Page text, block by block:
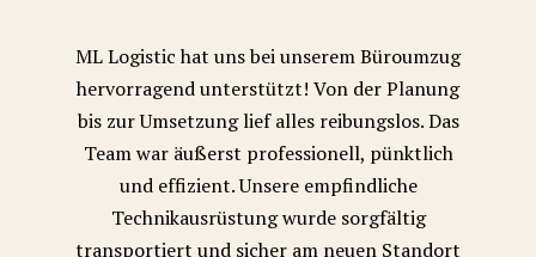
ML Logistic hat uns bei unserem Büroumzug
hervorragend unterstützt! Von der Planung
bis zur Umsetzung lief alles reibungslos. Das
Team war äußerst professionell, pünktlich
und effizient. Unsere empfindliche
Technikausrüstung wurde sorgfältig
transportiert und sicher am neuen Standort